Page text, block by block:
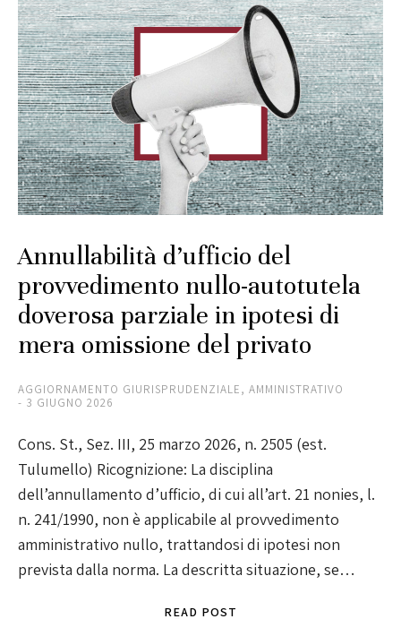
Annullabilità d’ufficio del
provvedimento nullo-autotutela
doverosa parziale in ipotesi di
mera omissione del privato
AGGIORNAMENTO GIURISPRUDENZIALE, AMMINISTRATIVO
3 GIUGNO 2026
Cons. St., Sez. III, 25 marzo 2026, n. 2505 (est.
Tulumello) Ricognizione: La disciplina
dell’annullamento d’ufficio, di cui all’art. 21 nonies, l.
n. 241/1990, non è applicabile al provvedimento
amministrativo nullo, trattandosi di ipotesi non
prevista dalla norma. La descritta situazione, se…
READ POST